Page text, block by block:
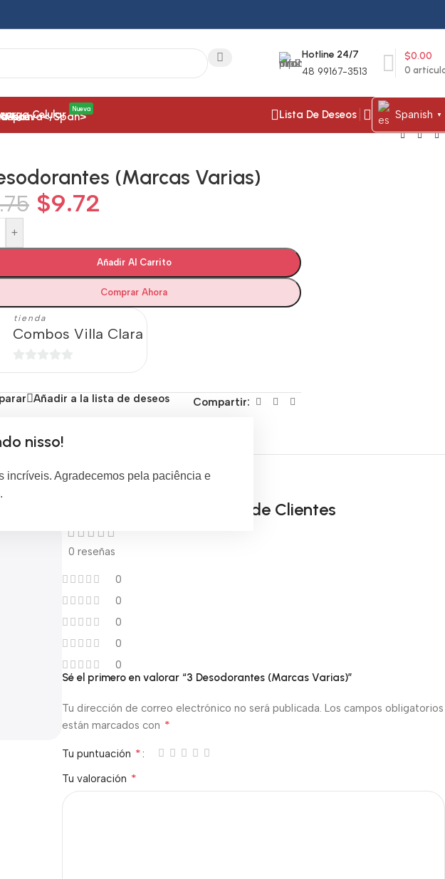
Hotline 24/7
48 99167-3513 0
$0.00
Celular Nueva Lista De Deseos Spanish ▼
(Marcas Varias)
$9.72
+
Añadir Al Carrito
Comprar Ahora
tienda
Combos Villa Clara
0
5
Añadir a la lista de deseos Compartir:
Opiniones de Clientes
0 reseñas
0
0
0
0
0
Sé el primero en valorar “3 Desodorantes (Marcas Varias)”
Tu dirección de correo electrónico no será publicada. Los campos obligatorios
están marcados con *
Tu puntuación *
Tu valoración *
nisso!
incríveis. Agradecemos pela paciência e